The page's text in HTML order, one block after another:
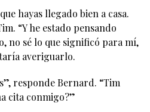
hayas llegado bien a casa.
“Y he estado pensando
no sé lo que significó para mí,
averiguarlo.
responde Bernard. “Tim
cita conmigo?”